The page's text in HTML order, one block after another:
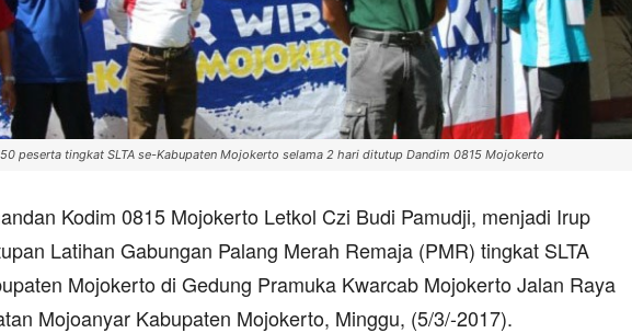
peserta tingkat SLTA se-Kabupaten Mojokerto selama 2 hari ditutup Dandim 0815 Mojokerto
Kodim 0815 Mojokerto Letkol Czi Budi Pamudji, menjadi Irup
Latihan Gabungan Palang Merah Remaja (PMR) tingkat SLTA
Mojokerto di Gedung Pramuka Kwarcab Mojokerto Jalan Raya
Mojoanyar Kabupaten Mojokerto, Minggu, (5/3/-2017).